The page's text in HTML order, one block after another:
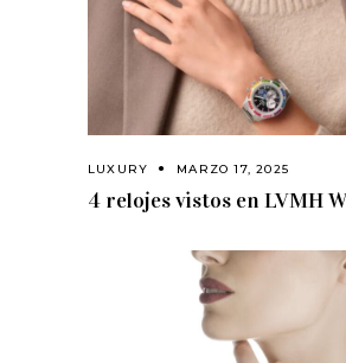
LUXURY MARZO 17, 2025
4 relojes vistos en LVMH